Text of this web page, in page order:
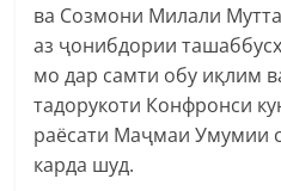
ва Созмони Милали
аз ҷонибдории
мо дар самти обу иқлим
тадорукоти Конфронси
раёсати Маҷмаи Умумии
карда шуд.